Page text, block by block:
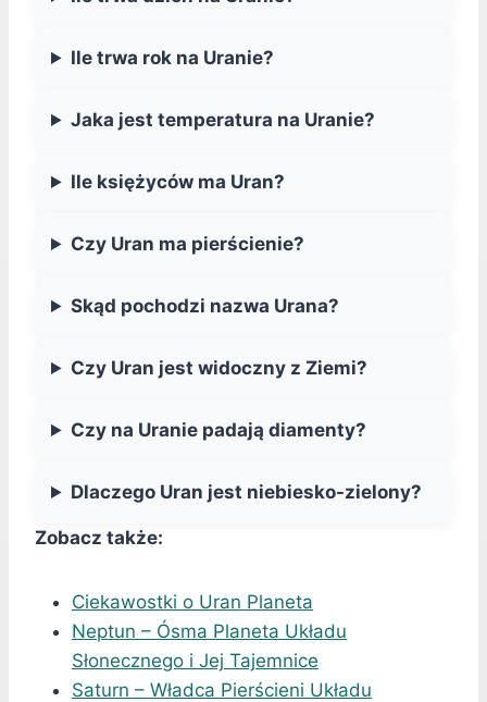
Ile trwa rok na Uranie?
Jaka jest temperatura na Uranie?
Ile księżyców ma Uran?
Czy Uran ma pierścienie?
Skąd pochodzi nazwa Urana?
Czy Uran jest widoczny z Ziemi?
Czy na Uranie padają diamenty?
Dlaczego Uran jest niebiesko-zielony?
Zobacz także:
Ciekawostki o Uran Planeta
Neptun – Ósma Planeta Układu
Słonecznego i Jej Tajemnice
Saturn – Władca Pierścieni Układu